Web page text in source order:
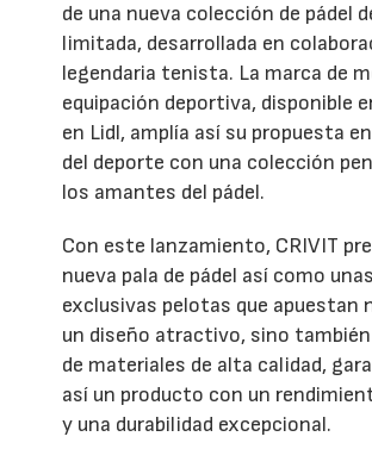
de una nueva colección de pádel
limitada, desarrollada en
legendaria tenista. La marca de
equipación deportiva, disponible
en Lidl, amplía así su propuesta
del deporte con una colección
los amantes del pádel.
Con este lanzamiento, CRIVIT
nueva pala de pádel así como unas
exclusivas pelotas que apuestan
un diseño atractivo, sino
de materiales de alta calidad,
así un producto con un
y una durabilidad excepcional.